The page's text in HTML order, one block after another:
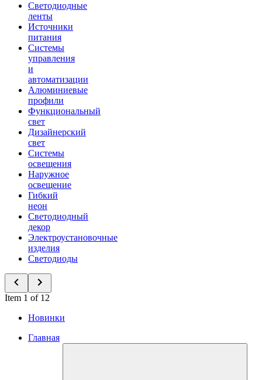
Светодиодные
ленты
Источники
питания
Системы
управления
и
автоматизации
Алюминиевые
профили
Функциональный
свет
Дизайнерский
свет
Системы
освещения
Наружное
освещение
Гибкий
неон
Светодиодный
декор
Электроустановочные
изделия
Светодиоды
Item 1 of 12
Новинки
Главная